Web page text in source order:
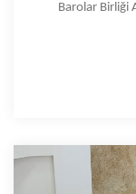
Barolar Birliği